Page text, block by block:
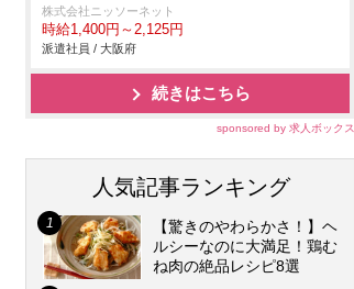
株式会社ニッソーネット
時給1,400円～2,125円
派遣社員 / 大阪府
続きはこちら
sponsored by 求人ボックス
人気記事ランキング
【驚きのやわらかさ！】ヘ
ルシーなのに大満足！鶏む
ね肉の絶品レシピ8選